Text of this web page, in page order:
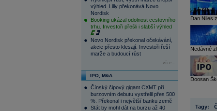
výhled. Lilly překonává Novo
Nordisk
Booking ukázal odolnost cestovního
trhu. Investoři přešli i slabší výhled
Novo Nordisk překonal očekávání,
akcie přesto klesají. Investoři řeší
marže a budoucí růst
více...
IPO, M&A
Čínský čipový gigant CXMT při
burzovním debutu vystřelil přes 500
%. Překonal i největší banku země
Stát by mohl dát na burzu až 40
Dan Niles
Nedávné
Doosan
Tagy: